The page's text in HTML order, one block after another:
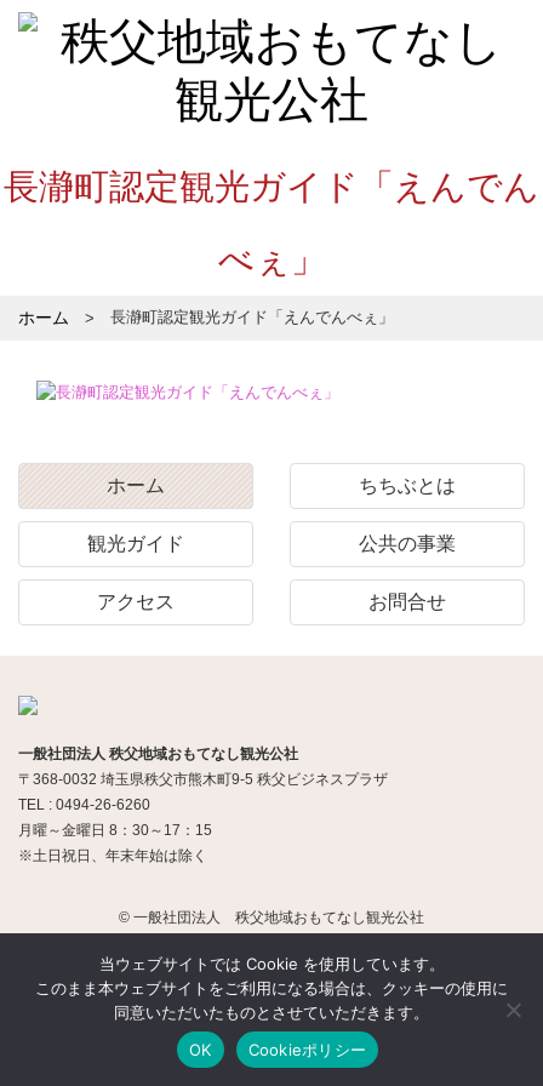
長瀞町認定観光ガイド「えんでん
べぇ」
ホーム 長瀞町認定観光ガイド「えんでんべぇ」
ホーム ちちぶとは
観光ガイド 公共の事業
アクセス お問合せ
一般社団法人 秩父地域おもてなし観光公社
〒368-0032 埼玉県秩父市熊木町9-5 秩父ビジネスプラザ
TEL : 0494-26-6260
月曜～金曜日 8：30～17：15
※土日祝日、年末年始は除く
© 一般社団法人 秩父地域おもてなし観光公社
当ウェブサイトでは Cookie を使用しています。
このまま本ウェブサイトをご利用になる場合は、クッキーの使用に
同意いただいたものとさせていただきます。
OK
Cookieポリシー